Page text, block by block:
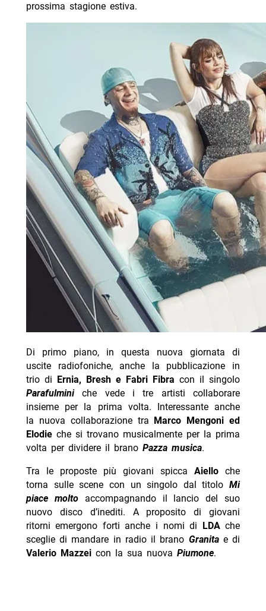
prossima stagione estiva.
Di primo piano, in questa nuova giornata di
uscite radiofoniche, anche la pubblicazione in
trio di
Ernia, Bresh e Fabri Fibracon il singolo
Parafulminiche vede i tre artisti collaborare
insieme per la prima volta. Interessante anche
la nuova collaborazione tra
Marco Mengoni ed
Elodie che si trovano musicalmente per la prima
volta per dividere il brano Pazza musica.
Tra le proposte più giovani spiccaAielloche
torna sulle scene con un singolo dal titoloMi
piace molto accompagnando il lancio del suo
nuovo disco d’inediti. A proposito di giovani
ritorni emergono forti anche i nomi di
LDAche
sceglie di mandare in radio il brano Granita e di
Valerio Mazzei con la sua nuova Piumone.